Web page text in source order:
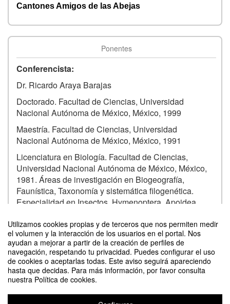
Utilizamos cookies propias y de terceros que nos permiten medir
el volumen y la interacción de los usuarios en el portal. Nos
ayudan a mejorar a partir de la creación de perfiles de
navegación, respetando tu privacidad. Puedes configurar el uso
de cookies o aceptarlas todas. Este aviso seguirá apareciendo
hasta que decidas. Para más información, por favor consulta
nuestra Política de cookies.
Cantones Amigos de las Abejas
Ponentes
Conferencista:
Dr. Ricardo Araya Barajas
Doctorado. Facultad de Ciencias, Universidad
Nacional Autónoma de México, México, 1999
Maestría. Facultad de Ciencias, Universidad
Nacional Autónoma de México, México, 1991
Licenciatura en Biología. Facultad de Ciencias,
Universidad Nacional Autónoma de México, México,
1981. Áreas de investigación en Biogeografía,
Faunística, Taxonomía y sistemática filogenética.
Especialidad en Insectos, Hymenoptera, Apoidea.
Moderadora:
Mariana Acuña. Emprendimiento Costa Abeja.
Contacto